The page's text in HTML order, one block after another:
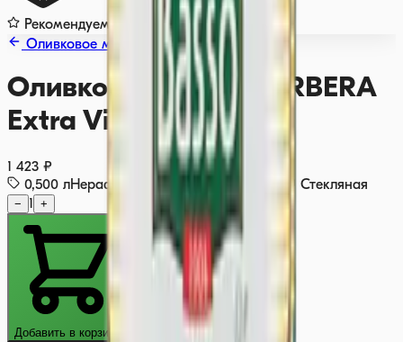
Рекомендуем
Оливковое масло
Оливковое масло BARBERA
Extra Virgin Alive 0,5л
1 423 ₽
0,500 лНерафинированное Италия Стекляная
− 1 +
Добавить в корзину